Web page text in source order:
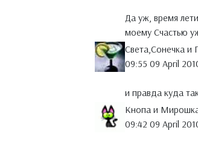
Да уж, время
моему Счастью
Света,Сонечка и
09:55 09 April
и правда куда
Кнопа и
09:42 09 April